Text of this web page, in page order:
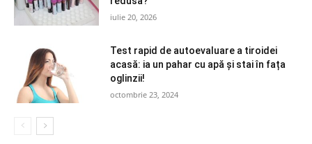
iulie 20, 2026
Test rapid de autoevaluare a tiroidei
acasă: ia un pahar cu apă și stai în fața
oglinzii!
octombrie 23, 2024